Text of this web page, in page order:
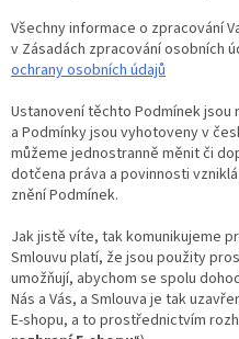
Všechny informace o zpracování
v Zásadách zpracování osobních
ochrany osobních údajů
Ustanovení těchto Podmínek jsou
a Podmínky jsou vyhotoveny v
můžeme jednostranně měnit či
dotčena práva a povinnosti
znění Podmínek.
Jak jistě víte, tak komunikujeme
Smlouvu platí, že jsou použity
umožňují, abychom se spolu
Nás a Vás, a Smlouva je tak
E-shopu, a to prostřednictvím